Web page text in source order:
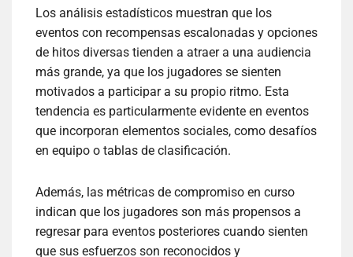
Los análisis estadísticos muestran que los
eventos con recompensas escalonadas y opciones
de hitos diversas tienden a atraer a una audiencia
más grande, ya que los jugadores se sienten
motivados a participar a su propio ritmo. Esta
tendencia es particularmente evidente en eventos
que incorporan elementos sociales, como desafíos
en equipo o tablas de clasificación.
Además, las métricas de compromiso en curso
indican que los jugadores son más propensos a
regresar para eventos posteriores cuando sienten
que sus esfuerzos son reconocidos y